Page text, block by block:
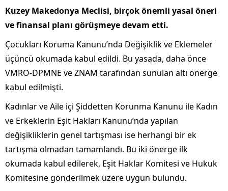
Kuzey Makedonya Meclisi, birçok önemli yasal öneri
ve finansal planı görüşmeye devam etti.
Çocukları Koruma Kanunu’nda Değişiklik ve Eklemeler
üçüncü okumada kabul edildi. Bu yasada, daha önce
VMRO-DPMNE ve ZNAM tarafından sunulan altı önerge
kabul edilmişti.
Kadınlar ve Aile içi Şiddetten Korunma Kanunu ile Kadın
ve Erkeklerin Eşit Hakları Kanunu’nda yapılan
değişikliklerin genel tartışması ise herhangi bir ek
tartışma olmadan tamamlandı. Bu iki önerge ilk
okumada kabul edilerek, Eşit Haklar Komitesi ve Hukuk
Komitesine gönderilmek üzere uygun bulundu.